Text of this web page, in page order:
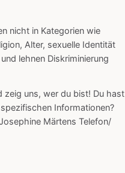
nicht in Kategorien wie
Alter, sexuelle Identität
lehnen Diskriminierung
zeig uns, wer du bist! Du hast
Informationen?
Märtens Telefon/